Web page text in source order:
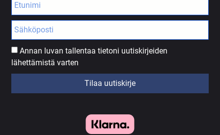
Annan luvan tallentaa tietoni uutiskirjeiden
lähettämistä varten
Tilaa uutiskirje